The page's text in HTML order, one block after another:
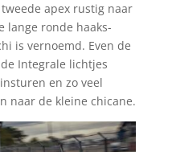
apex rustig naar
lange ronde haaks-
is vernoemd. Even de
Integrale lichtjes
en zo veel
naar de kleine chicane.